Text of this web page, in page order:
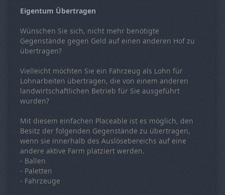
Eigentum Übertragen
Wünschen Sie sich, nicht mehr benötigte
Gegenstände gegen Geld auf einen anderen Hof zu
übertragen?
Vielleicht möchten Sie ein Fahrzeug als Lohn für
Lohnarbeiten übertragen, die von einem anderen
landwirtschaftlichen Betrieb für Sie ausgeführt
wurden?
Mit diesem einfachen Placeable ist es möglich, den
Besitz der folgenden Gegenstände zu übertragen,
wenn sie innerhalb des Auslösebereichs auf eine
andere aktive Farm platziert werden.
- Ballen
- Paletten
- Fahrzeuge